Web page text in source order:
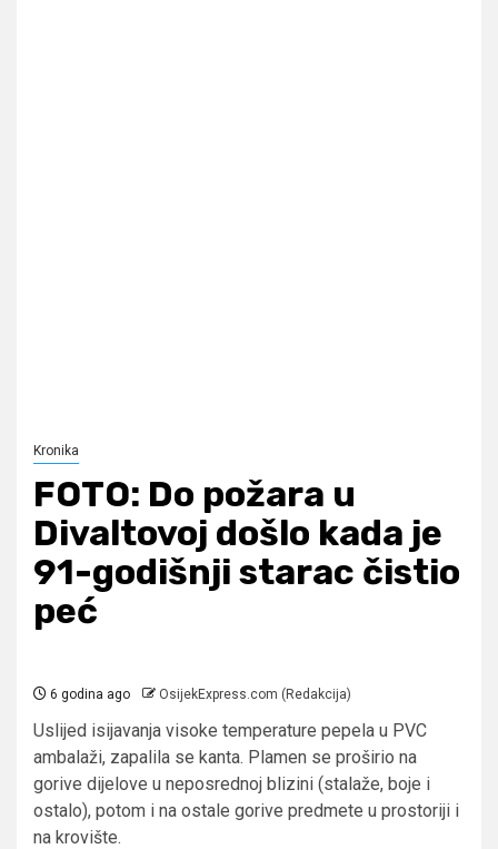
Kronika
FOTO: Do požara u
Divaltovoj došlo kada je
91-godišnji starac čistio
peć
6 godina ago OsijekExpress.com (Redakcija)
Uslijed isijavanja visoke temperature pepela u PVC
ambalaži, zapalila se kanta. Plamen se proširio na
gorive dijelove u neposrednoj blizini (stalaže, boje i
ostalo), potom i na ostale gorive predmete u prostoriji i
na krovište.